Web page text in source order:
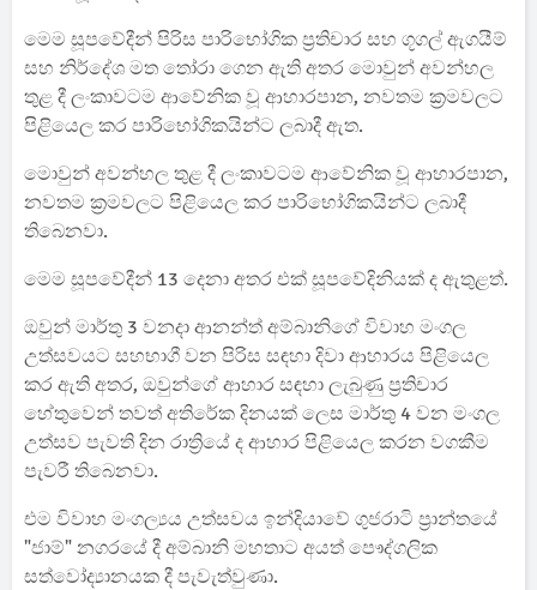
මෙම සූපවේදීන් පිරිස පාරිභෝගික ප්‍රතිචාර සහ ගූගල් ඇගයීම්
සහ නිර්දේශ මත තෝරා ගෙන ඇති අතර මොවුන් අවන්හල
තුළ දී ලංකාවටම ආවේනික වූ ආහාරපාන, නවතම ක්‍රමවලට
පිළියෙල කර පාරිභෝගිකයින්ට ලබාදී ඇත.
මොවුන් අවන්හල තුළ දී ලංකාවටම ආවේනික වූ ආහාරපාන,
නවතම ක්‍රමවලට පිළියෙල කර පාරිභෝගිකයින්ට ලබාදී
තිබෙනවා.
මෙම සූපවේදීන් 13 දෙනා අතර එක් සූපවේදිනියක් ද ඇතුළත්.
ඔවුන් මාර්තු 3 වනදා ආනන්ත් අම්බානිගේ විවාහ මංගල
උත්සවයට සහභාගී වන පිරිස සඳහා දිවා ආහාරය පිළියෙල
කර ඇති අතර, ඔවුන්ගේ ආහාර සඳහා ලැබුණු ප්‍රතිචාර
හේතුවෙන් තවත් අතිරේක දිනයක් ලෙස මාර්තු 4 වන මංගල
උත්සව පැවති දින රාත්‍රියේ ද ආහාර පිළියෙල කරන වගකීම
පැවරී තිබෙනවා.
එම විවාහ මංගල්‍යය උත්සවය ඉන්දියාවේ ගුජරාටි ප්‍රාන්තයේ
"ජාම්" නගරයේ දී අම්බානි මහතාට අයත් පෞද්ගලික
සත්වෝද්‍යානයක දී පැවැත්වුණා.